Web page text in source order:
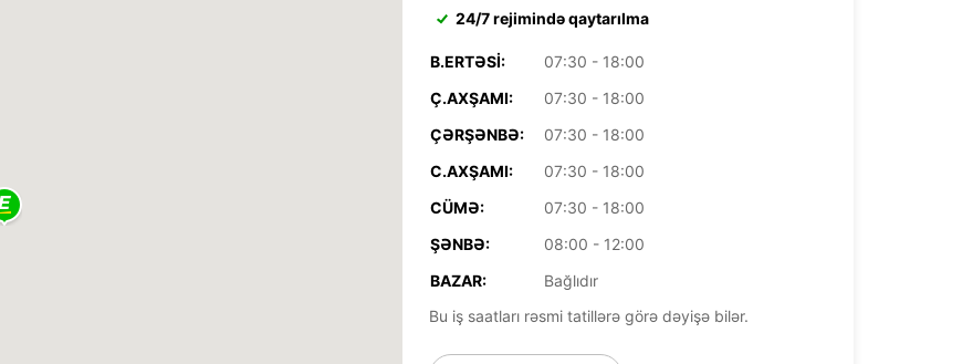
24/7 rejimində qaytarılma
B.ERTƏSI:
07:30 - 18:00
Ç.AXŞAMI:
07:30 - 18:00
ÇƏRŞƏNBƏ:
07:30 - 18:00
C.AXŞAMI:
07:30 - 18:00
CÜMƏ:
07:30 - 18:00
ŞƏNBƏ:
08:00 - 12:00
BAZAR:
Bağlıdır
Bu iş saatları rəsmi tatillərə görə dəyişə bilər.